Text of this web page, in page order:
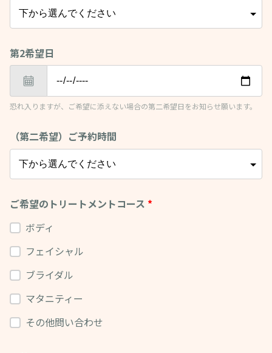
第2希望日
恐れ入りますが、ご希望に添えない場合の第二希望日をお知らせ願います。
（第二希望）ご予約時間
ご希望のトリートメントコース *
ボディ
フェイシャル
ブライダル
マタニティー
その他問い合わせ